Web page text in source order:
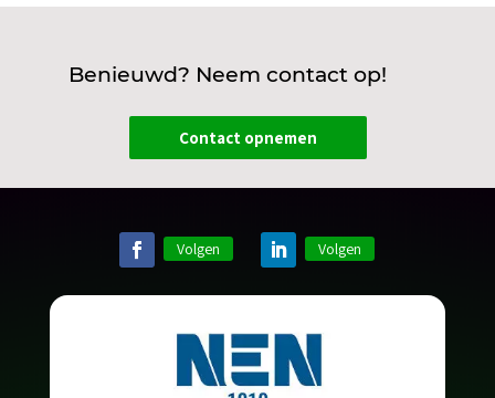
Benieuwd? Neem contact op!
Contact opnemen
Volgen Volgen